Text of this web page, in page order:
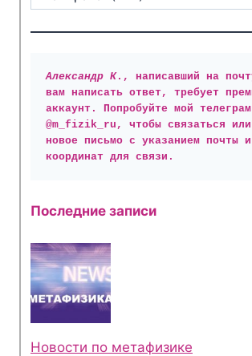
Александр К., написавший на
вам написать ответ, требует
аккаунт. Попробуйте мой телеграм
@m_fizik_ru, чтобы связаться или
новое письмо с указанием почты
координат для связи.
Последние записи
Новости по метафизике